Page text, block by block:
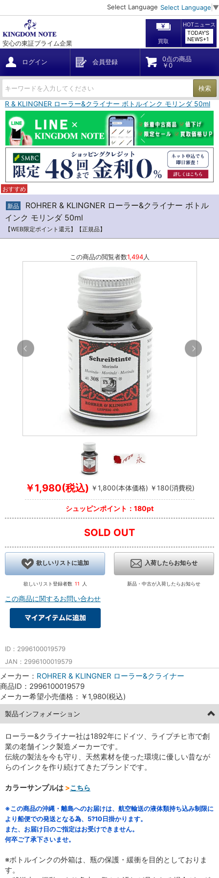
Select Language Select Language ▼
安心の東証プライム企業 買取
HOTニュース
TODAY'S
NEWS+1
ログイン 会員登録
0点の商品
￥0
検索
& KLINGNER ローラー&クライナー ボトルインク モリンダ 50ml
おすすめ
新品
ROHRER & KLINGNER ローラー&クライナー ボトル
インク モリンダ 50ml
【WEB限定ポイント還元】【正規品】
この商品の閲覧者数1,494人
￥1,980(税込) ￥1,800(本体価格) ￥180(消費税)
シュッピンポイント：180pt
SOLD OUT
欲しいリストに追加
欲しいリスト登録者数 11 人
入荷したらお知らせ
新品・中古が入荷したらお知らせ
この商品に関するお問い合わせ
ID：2996100019579
JAN：2996100019579
メーカー： ROHRER & KLINGNER ローラー&クライナー
商品ID：2996100019579
メーカー希望小売価格：￥1,980(税込)
製品インフォメーション
ローラー&クライナー社は1892年にドイツ、ライプチヒ市で創
業の老舗インク製造メーカーです。
伝統の製法を今も守り、天然素材を使った環境に優しい昔なが
らのインクを作り続けてきたブランドです。
カラーサンプルは >こちら
※この商品の沖縄・離島へのお届けは、航空輸送の液体類持ち込み制限に
より船便での発送となる為、5?10日掛かります。
また、お届け日のご指定はお受けできません。
何卒ご了承下さいませ。
※ボトルインクの外箱は、瓶の保護・緩衝を目的としておりま
す。